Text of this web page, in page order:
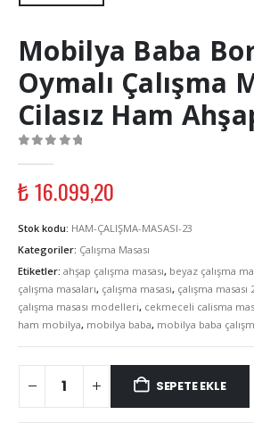
Mobilya Baba
Oymalı Çalışma
Cilasız Ham
₺16.099,20
Stok kodu: HAM-ÇALIŞMA-MASASI-23
Kategoriler: Çalışma Masası
Etiketler: ahşap çalışma masası, beyaz çalışma
çalışma masaları, çalışma masası, çalışma masası
çalışma masası modelleri, cekmeceli calisma
ham mobilya, mobilya baba, mobilya baba
SEPETE EKLE